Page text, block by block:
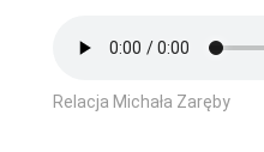
Relacja Michała Zaręby